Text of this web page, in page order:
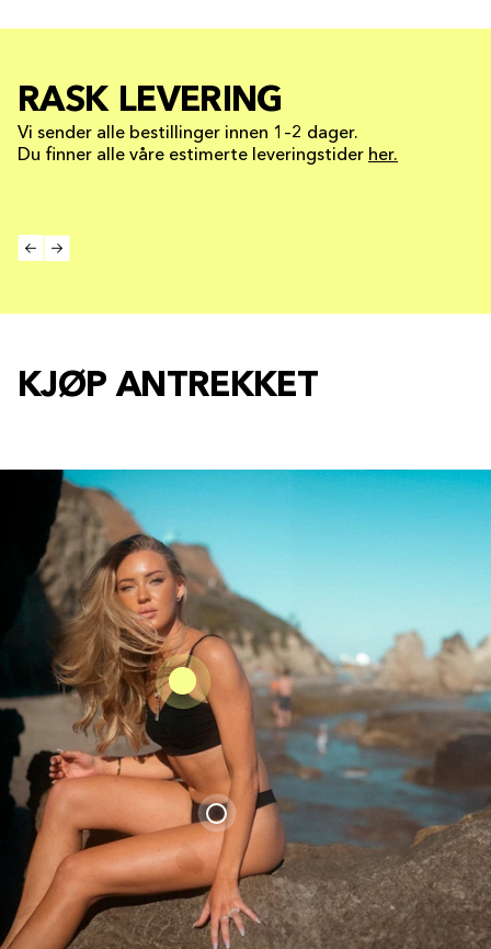
RASK LEVERING
Vi sender alle bestillinger innen 1–2 dager.
Du finner alle våre estimerte leveringstider her.
KJØP ANTREKKET